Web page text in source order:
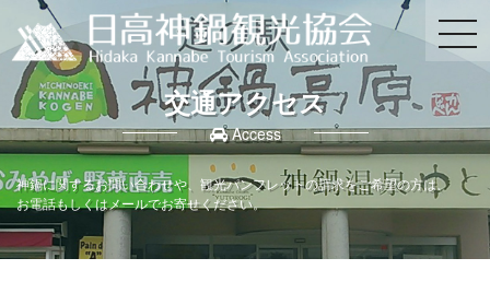
交通アクセス
Access
神鍋に関するお問い合わせや、観光パンフレットの請求をご希望の方は、
お電話もしくはメールでお寄せください。